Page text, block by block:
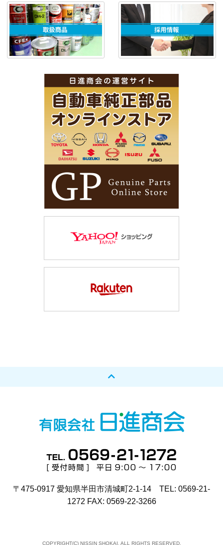
〒475-0917 愛知県半田市清城町2-1-14 TEL: 0569-21-
1272 FAX: 0569-22-3266
COPYRIGHT(C) NISSIN SHOKAI. ALL RIGHTS RESERVED.